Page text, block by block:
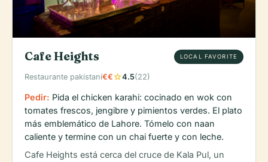
Cafe Heights LOCAL FAVORITE
Restaurante pakistaní€€star4.5(22)
Pedir: Pida el chicken karahi: cocinado en wok con
tomates frescos, jengibre y pimientos verdes. El plato
más emblemático de Lahore. Tómelo con naan
caliente y termine con un chai fuerte y con leche.
Cafe Heights está cerca del cruce de Kala Pul, un